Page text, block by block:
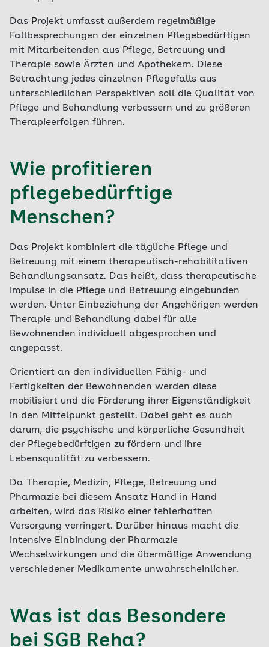
Das Projekt umfasst außerdem regelmäßige
Fallbesprechungen der einzelnen Pflegebedürftigen
mit Mitarbeitenden aus Pflege, Betreuung und
Therapie sowie Ärzten und Apothekern. Diese
Betrachtung jedes einzelnen Pflegefalls aus
unterschiedlichen Perspektiven soll die Qualität von
Pflege und Behandlung verbessern und zu größeren
Therapieerfolgen führen.
Wie profitieren
pflegebedürftige
Menschen?
Das Projekt kombiniert die tägliche Pflege und
Betreuung mit einem therapeutisch-rehabilitativen
Behandlungsansatz. Das heißt, dass therapeutische
Impulse in die Pflege und Betreuung eingebunden
werden. Unter Einbeziehung der Angehörigen werden
Therapie und Behandlung dabei für alle
Bewohnenden individuell abgesprochen und
angepasst.
Orientiert an den individuellen Fähig- und
Fertigkeiten der Bewohnenden werden diese
mobilisiert und die Förderung ihrer Eigenständigkeit
in den Mittelpunkt gestellt. Dabei geht es auch
darum, die psychische und körperliche Gesundheit
der Pflegebedürftigen zu fördern und ihre
Lebensqualität zu verbessern.
Da Therapie, Medizin, Pflege, Betreuung und
Pharmazie bei diesem Ansatz Hand in Hand
arbeiten, wird das Risiko einer fehlerhaften
Versorgung verringert. Darüber hinaus macht die
intensive Einbindung der Pharmazie
Wechselwirkungen und die übermäßige Anwendung
verschiedener Medikamente unwahrscheinlicher.
Was ist das Besondere
bei SGB Reha?